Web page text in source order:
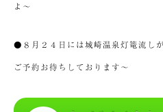
よ～
●８月２４日には城崎温泉灯篭流し
ご予約お待ちしております～